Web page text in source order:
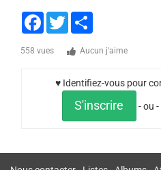
Facebook
Twitter
558 vues Aucun j'aime
♥ Identifiez-vous pour
S'inscrire - ou -